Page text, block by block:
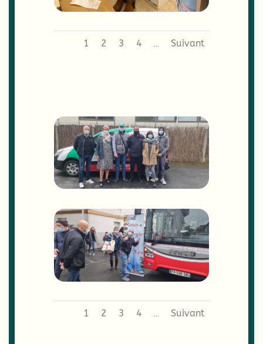
1 2 3 4 ... Suivant
1 2 3 4 ... Suivant